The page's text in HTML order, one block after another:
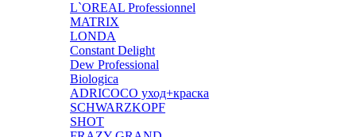
L`OREAL Professionnel
MATRIX
LONDA
Constant Delight
Dew Professional
Biologica
ADRICOCO уход+краска
SCHWARZKOPF
SHOT